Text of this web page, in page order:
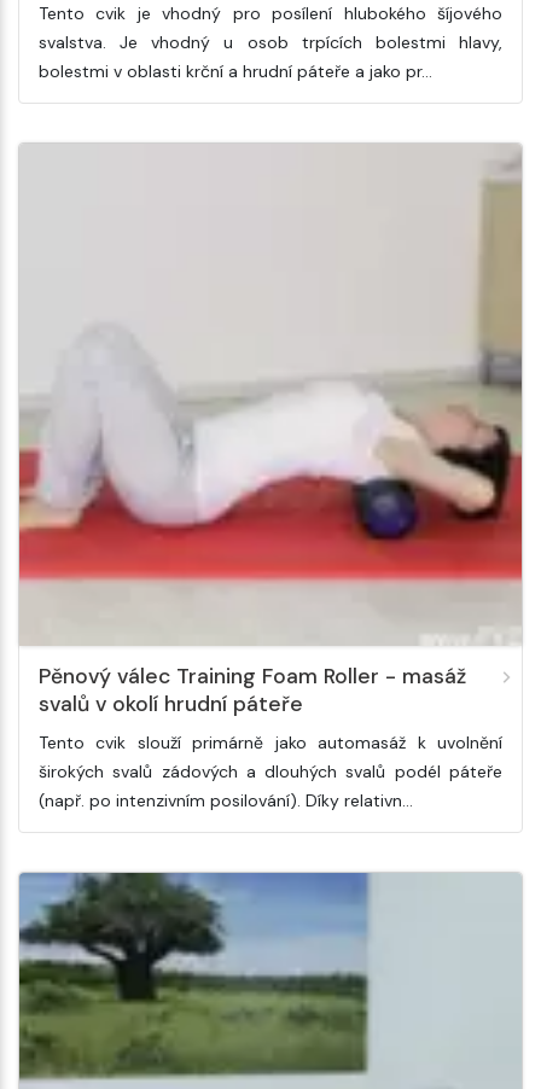
Tento cvik je vhodný pro posílení hlubokého šíjového
svalstva. Je vhodný u osob trpících bolestmi hlavy,
bolestmi v oblasti krční a hrudní páteře a jako pr…
Pěnový válec Training Foam Roller - masáž
svalů v okolí hrudní páteře
Tento cvik slouží primárně jako automasáž k uvolnění
širokých svalů zádových a dlouhých svalů podél páteře
(např. po intenzivním posilování). Díky relativn…